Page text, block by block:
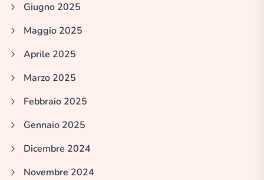
Giugno 2025
Maggio 2025
Aprile 2025
Marzo 2025
Febbraio 2025
Gennaio 2025
Dicembre 2024
Novembre 2024